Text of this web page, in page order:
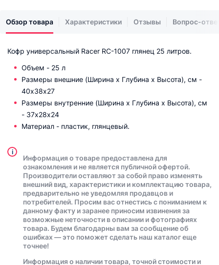
Обзор товара Характеристики Отзывы Вопрос-
Кофр универсальный Racer RC-1007 глянец 25 литров.
Объем - 25 л
Размеры внешние (Ширина х Глубина х Высота), см -
40х38х27
Размеры внутренние (Ширина х Глубина х Высота), см
- 37х28х24
Материал - пластик, глянцевый.
i
Информация о товаре предоставлена для
ознакомления и не является публичной офертой.
Производители оставляют за собой право изменять
внешний вид, характеристики и комплектацию товара,
предварительно не уведомляя продавцов и
потребителей. Просим вас отнестись с пониманием к
данному факту и заранее приносим извинения за
возможные неточности в описании и фотографиях
товара. Будем благодарны вам за сообщение об
ошибках — это поможет сделать наш каталог еще
точнее!
Информация о наличии товара, точной стоимости и